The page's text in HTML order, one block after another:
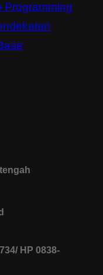
Programming
HP 0838-